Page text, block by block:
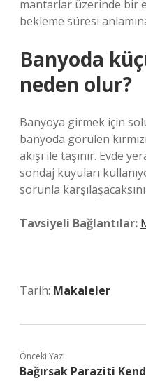
mantarlar üzerinde bir
bekleme süresi
Banyoda
neden olur?
Banyoya girmek için
banyoda görülen
akışı ile taşınır. Evde
sondaj kuyuları
sorunla
Tavsiyeli Bağlantılar:
Tarih: Makaleler
Önceki Yazı
Bağırsak Paraziti